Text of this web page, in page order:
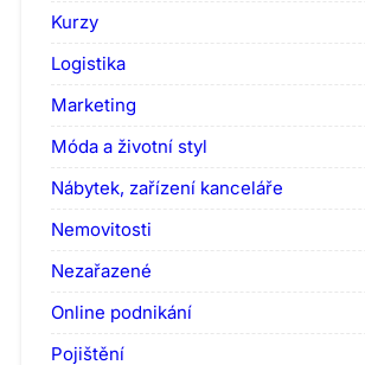
Kurzy
Logistika
Marketing
Móda a životní styl
Nábytek, zařízení kanceláře
Nemovitosti
Nezařazené
Online podnikání
Pojištění